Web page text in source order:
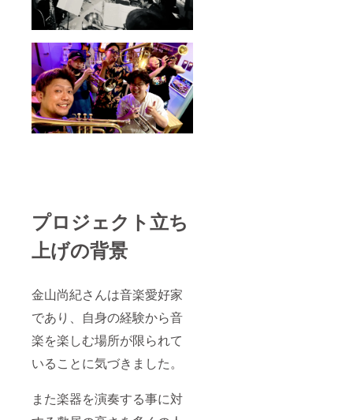
プロジェクト立ち
上げの背景
金山尚紀さんは音楽愛好家
であり、自身の経験から音
楽を楽しむ場所が限られて
いることに気づきました。
また楽器を演奏する事に対